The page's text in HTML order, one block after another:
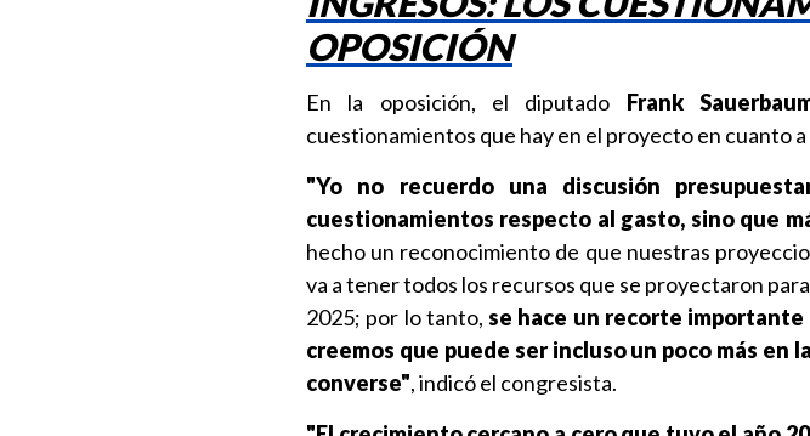
OPOSICIÓN
En la oposición, el diputado Frank
cuestionamientos que hay en el proyecto en cuanto
"Yo no recuerdo una discusión
cuestionamientos respecto al gasto, sino que
hecho un reconocimiento de que nuestras
va a tener todos los recursos que se proyectaron
2025; por lo tanto,se hace un recorte
creemos que puede ser incluso un poco más en
converse", indicó el congresista.